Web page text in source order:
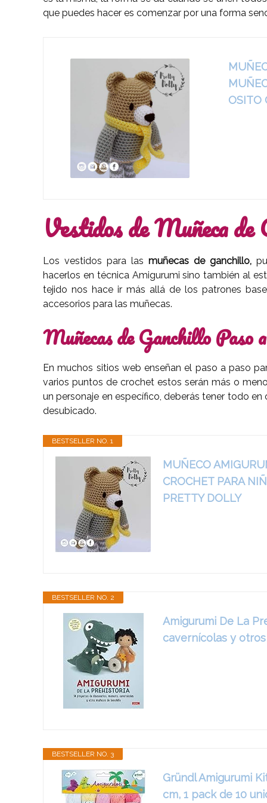
que puedes hacer es comenzar por una forma
OSITO
Vestidos de Muñeca de
Los vestidos para lasmuñecas de ganchillo,
hacerlos en técnica Amigurumi sino también al
tejido nos hace ir más allá de los patrones
accesorios para las muñecas.
Muñecas de Ganchillo Paso
En muchos sitios web enseñan el paso a paso
varios puntos de crochet estos serán más o
un personaje en específico, deberás tener todo
desubicado.
BESTSELLER NO. 1
MUÑECO
CROCHET PARA
PRETTY DOLLY
BESTSELLER NO. 2
Amigurumi De La
cavernícolas y
BESTSELLER NO. 3
Gründl Amigurumi
cm, 1 pack de 10